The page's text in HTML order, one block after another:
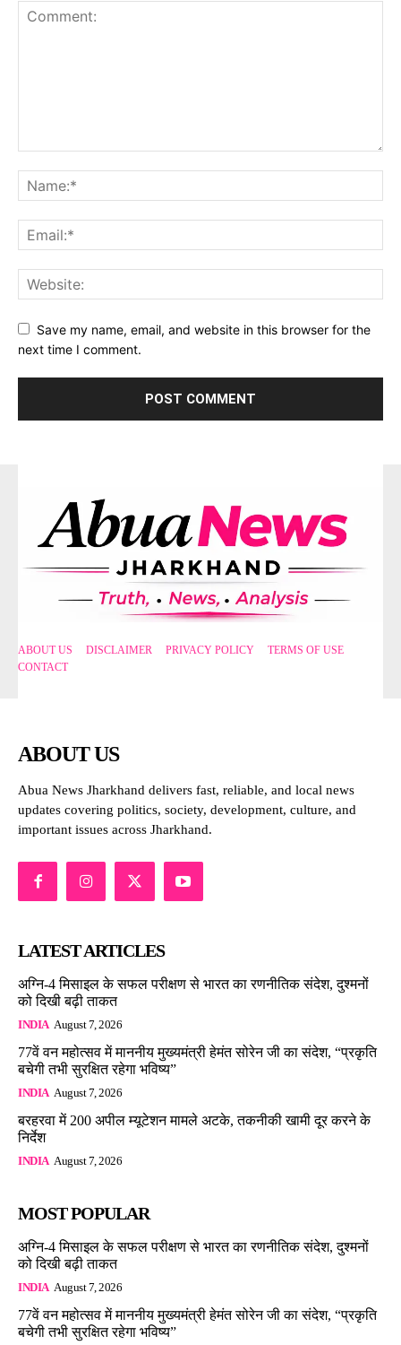
Save my name, email, and website in this browser for the
next time I comment.
ABOUT US DISCLAIMER PRIVACY POLICY
TERMS OF USE
CONTACT
ABOUT US
Abua News Jharkhand delivers fast, reliable, and local news
updates covering politics, society, development, culture, and
important issues across Jharkhand.
LATEST ARTICLES
अग्नि-4 मिसाइल के सफल परीक्षण से भारत का रणनीतिक संदेश, दुश्मनों
को दिखी बढ़ी ताकत
INDIA August 7, 2026
77वें वन महोत्सव में माननीय मुख्यमंत्री हेमंत सोरेन जी का संदेश, “प्रकृति
बचेगी तभी सुरक्षित रहेगा भविष्य”
INDIA August 7, 2026
बरहरवा में 200 अपील म्यूटेशन मामले अटके, तकनीकी खामी दूर करने के
निर्देश
INDIA August 7, 2026
MOST POPULAR
अग्नि-4 मिसाइल के सफल परीक्षण से भारत का रणनीतिक संदेश, दुश्मनों
को दिखी बढ़ी ताकत
INDIA August 7, 2026
77वें वन महोत्सव में माननीय मुख्यमंत्री हेमंत सोरेन जी का संदेश, “प्रकृति
बचेगी तभी सुरक्षित रहेगा भविष्य”